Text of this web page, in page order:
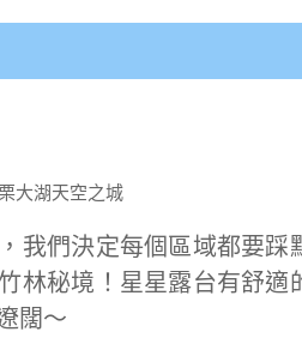
我們決定每個區域都要
林秘境！星星露台有舒
闊～